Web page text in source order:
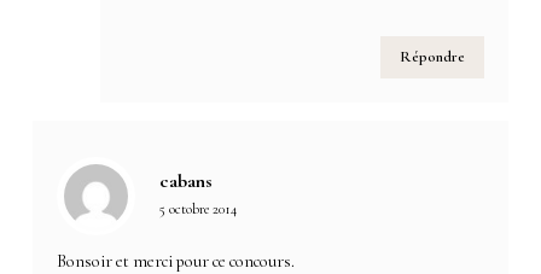
Répondre
cabans
5 octobre 2014
Bonsoir et merci pour ce concours.